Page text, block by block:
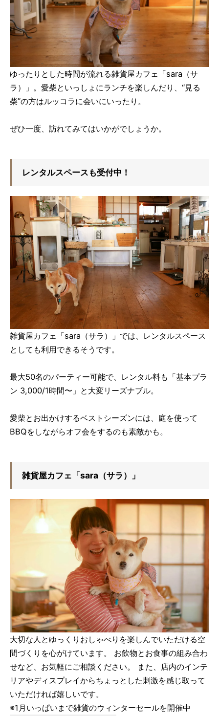
ゆったりとした時間が流れる雑貨屋カフェ「sara（サ
ラ）」。愛柴といっしょにランチを楽しんだり、“見る
柴”の方はルッコラに会いにいったり。
ぜひ一度、訪れてみてはいかがでしょうか。
レンタルスペースも受付中！
雑貨屋カフェ「sara（サラ）」では、レンタルスペース
としても利用できるそうです。
最大50名のパーティー可能で、レンタル料も「基本プラ
ン 3,000/1時間〜」と大変リーズナブル。
愛柴とお出かけするベストシーズンには、庭を使って
BBQをしながらオフ会をするのも素敵かも。
雑貨屋カフェ「sara（サラ）」
大切な人とゆっくりおしゃべりを楽しんでいただける空
間づくりを心がけています。 お飲物とお食事の組み合わ
せなど、お気軽にご相談ください。 また、店内のインテ
リアやディスプレイからちょっとした刺激を感じ取って
いただければ嬉しいです。
※1月いっぱいまで雑貨のウィンターセールを開催中